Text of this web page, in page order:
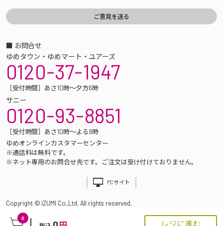
0
レジに進む
■ お問合せ
ゆめタウン・ゆめマート・ユアーズ
0120-37-1947
［受付時間］あさ10時～夕方6時
サニー
0120-93-8851
［受付時間］あさ10時～よる9時
ゆめオンラインカスタマーセンター
※通話料は無料です。
※ネット専用のお問合せ先です。ご注文は受け付けておりません。
PCサイト
Copyright © IZUMI Co.,Ltd. All rights reserved.